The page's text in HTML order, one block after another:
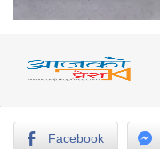
Facebook